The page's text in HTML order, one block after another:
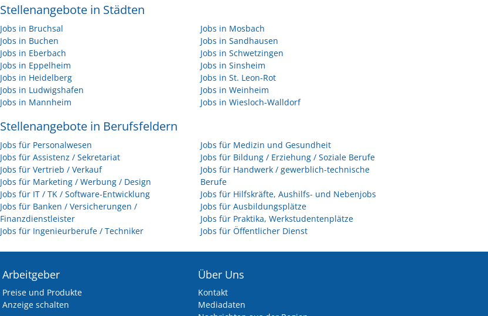
Stellenangebote in Städten
Jobs in Bruchsal
Jobs in Buchen
Jobs in Eberbach
Jobs in Eppelheim
Jobs in Heidelberg
Jobs in Ludwigshafen
Jobs in Mannheim
Jobs in Mosbach
Jobs in Sandhausen
Jobs in Schwetzingen
Jobs in Sinsheim
Jobs in St. Leon-Rot
Jobs in Weinheim
Jobs in Wiesloch-Walldorf
Stellenangebote in Berufsfeldern
Jobs für Personalwesen
Jobs für Assistenz / Sekretariat
Jobs für Vertrieb / Verkauf
Jobs für Marketing / Werbung / Design
Jobs für IT / TK / Software-Entwicklung
Jobs für Banken / Versicherungen /
Finanzdienstleister
Jobs für Ingenieurberufe / Techniker
Jobs für Medizin und Gesundheit
Jobs für Bildung / Erziehung / Soziale Berufe
Jobs für Handwerk / gewerblich-technische
Berufe
Jobs für Hilfskräfte, Aushilfs- und Nebenjobs
Jobs für Ausbildungsplätze
Jobs für Praktika, Werkstudentenplätze
Jobs für Öffentlicher Dienst
Arbeitgeber
Preise und Produkte
Anzeige schalten
Über Uns
Kontakt
Mediadaten